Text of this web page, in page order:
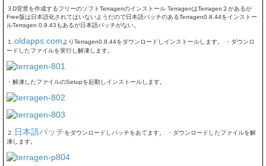
３D背景を作成するフリーのソフトTerragenのインストール TerragenはTerragen２があるが
Free版は日本語化されてはいないようだので日本語パッチのあるTerragen0.8.44をインストー
ルTerragen 0.9.43もあるが日本語パッチがない。
１. oldapps.com よりTerragen0.8.44をダウンロードしインストールします。 ・ダウンロ
ードしたファイルを実行し解凍します。
・解凍したファイルのSetupを起動しインストールします。
２. 日本語パッチをダウンロードしパッチをあてます。 ・ダウンロードしたファイルを解
凍します。